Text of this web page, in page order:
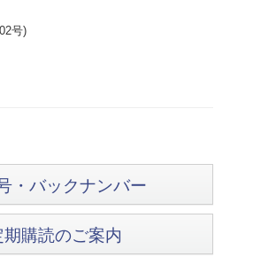
号)
・バックナンバー
期購読のご案内